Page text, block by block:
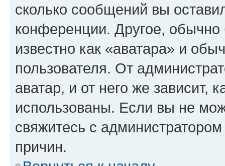
сколько сообщений вы
конференции. Другое,
известно как «аватара» и
пользователя. От
аватар, и от него же зависит,
использованы. Если вы не
свяжитесь с
причин.